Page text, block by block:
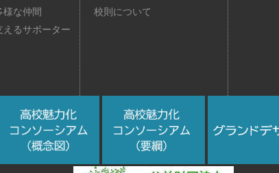
様な仲間
えるサポーター
校則について